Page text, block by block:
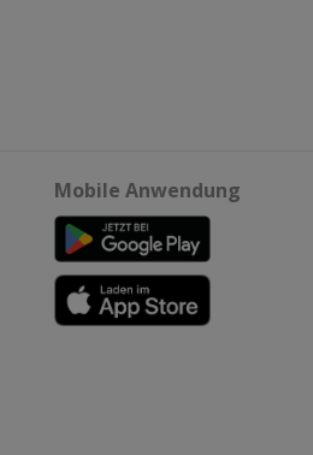
Mobile Anwendung